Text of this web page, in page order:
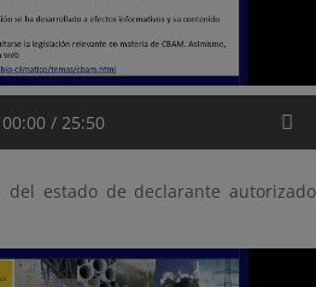
00:00 / 25:50
del estado de declarante autorizado